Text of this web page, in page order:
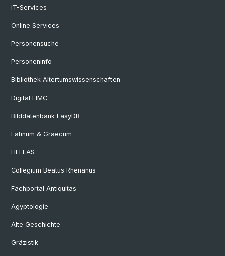
IT-Services
Online Services
Personensuche
Personeninfo
Bibliothek Altertumswissenschaften
Digital LIMC
Bilddatenbank EasyDB
Latinum & Graecum
HELLAS
Collegium Beatus Rhenanus
Fachportal Antiquitas
Ägyptologie
Alte Geschichte
Gräzistik